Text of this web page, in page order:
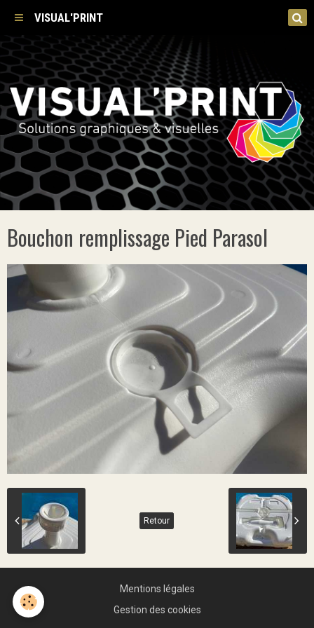
VISUAL'PRINT
Bouchon remplissage Pied Parasol
Retour
Mentions légales
Gestion des cookies